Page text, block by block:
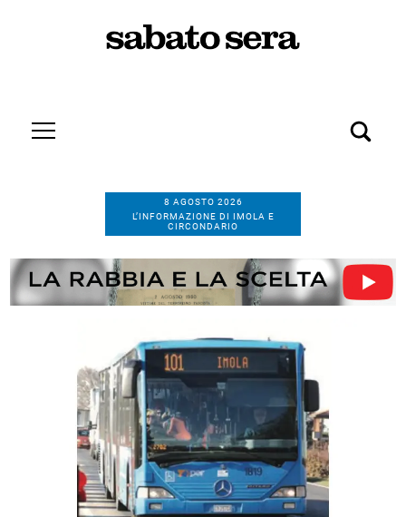
8 AGOSTO 2026
L’INFORMAZIONE DI IMOLA E
CIRCONDARIO